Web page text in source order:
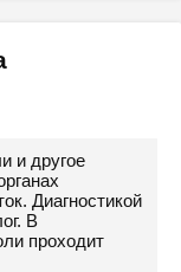
и другое
Диагностикой
В
проходит